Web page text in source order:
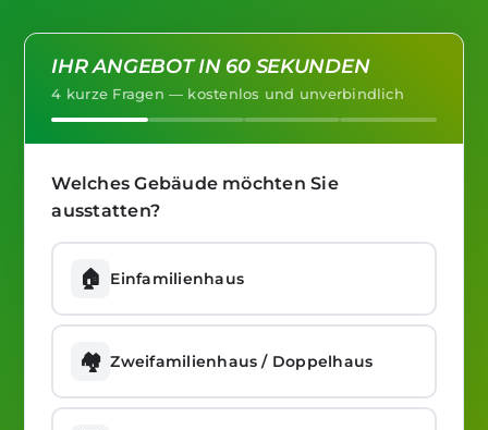
IHR ANGEBOT IN 60 SEKUNDEN
4 kurze Fragen — kostenlos und unverbindlich
Welches Gebäude möchten Sie
ausstatten?
🏠 Einfamilienhaus
🏘️ Zweifamilienhaus / Doppelhaus